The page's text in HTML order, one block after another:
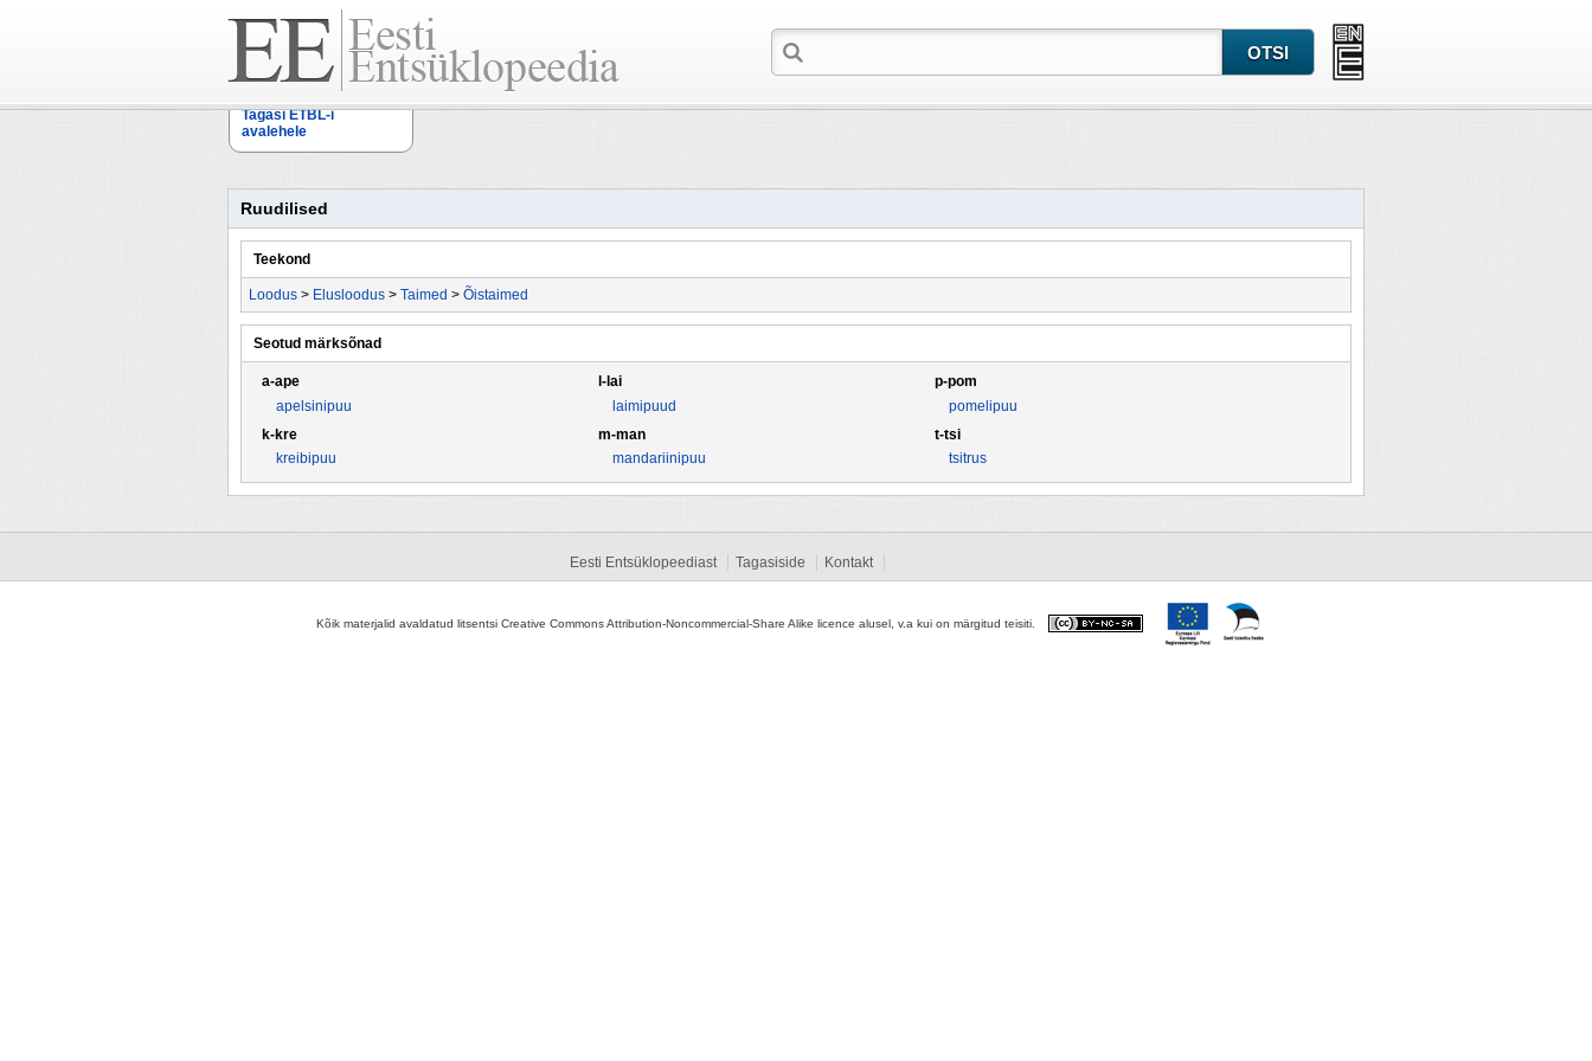
Tagasi ETBL-i
avalehele
Ruudilised
Teekond
Loodus > Elusloodus > Taimed > Õistaimed
Seotud märksõnad
a-ape
apelsinipuu
k-kre
kreibipuu
l-lai
laimipuud
m-man
mandariinipuu
p-pom
pomelipuu
t-tsi
tsitrus
Eesti Entsüklopeediast Tagasiside Kontakt
Kõik materjalid avaldatud litsentsi Creative Commons Attribution-Noncommercial-Share Alike licence alusel, v.a kui on märgitud teisiti.